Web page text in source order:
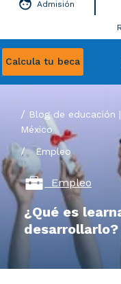
Calcula tu beca
Admisión
Blog de educación
México
/Empleo
Empleo
¿Qué es
desarrollarlo?